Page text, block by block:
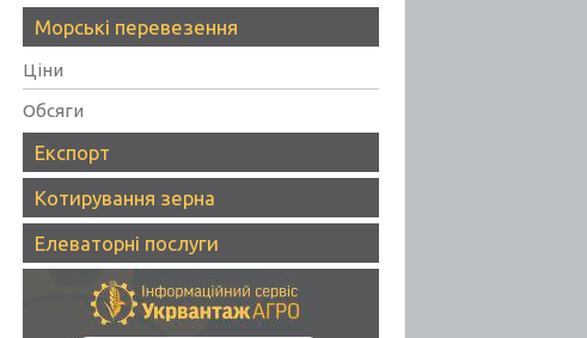
Морські перевезення
Ціни
Обсяги
Експорт
Котирування зерна
Елеваторні послуги